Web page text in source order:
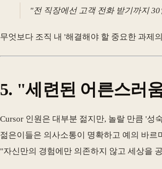
"전 직장에선 고객 전화 받기까지
무엇보다 조직 내 '해결해야 할 중요한 과제
5. "세련된 어른스러
Cursor 인원은 대부분 젊지만, 놀랄 만큼 '성
젊은이들은 의사소통이 명확하고 예의 바
"자신만의 경험에만 의존하지 않고 세상을